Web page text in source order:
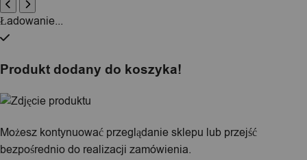
Ładowanie...
Produkt dodany do koszyka!
Możesz kontynuować przeglądanie sklepu lub przejść
bezpośrednio do realizacji zamówienia.